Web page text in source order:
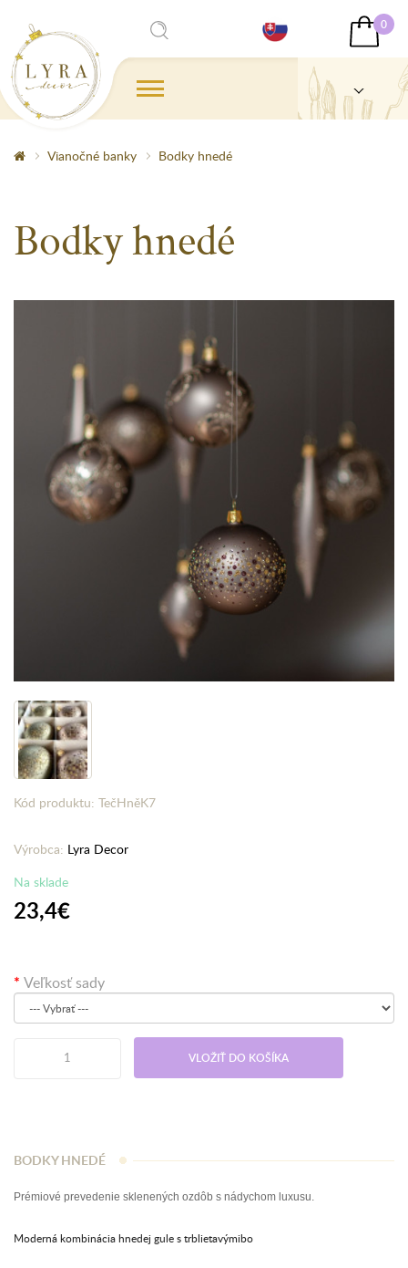
0
Vianočné banky Bodky hnedé
Bodky hnedé
Kód produktu: TečHněK7
Výrobca: Lyra Decor
Na sklade
23,4€
Veľkosť sady
VLOŽIŤ DO KOŠÍKA
BODKY HNEDÉ
Prémiové prevedenie sklenených ozdôb s nádychom luxusu.
Moderná kombinácia hnedej gule s trblietavýmibo